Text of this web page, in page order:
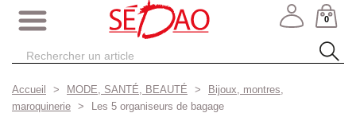
0
Accueil MODE, SANTÉ, BEAUTÉ
Bijoux, montres,
maroquinerie
Les 5 organiseurs de bagage